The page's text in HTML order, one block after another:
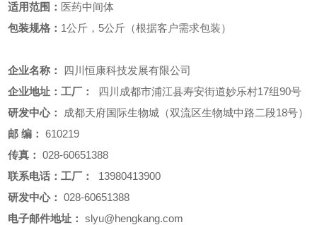
适用范围： 医药中间体
包装规格： 1公斤，5公斤（根据客户需求包装）
企业名称：
四川恒康科技发展有限公司
企业地址：工厂：
四川成都市浦江县寿安街道妙乐村17组90号
研发中心：
成都天府国际生物城（双流区生物城中路二段18号）
邮 编： 610219
传真： 028-60651388
联系电话：工厂：
13980413900
研发中心： 028-60651388
电子邮件地址：
slyu@hengkang.com